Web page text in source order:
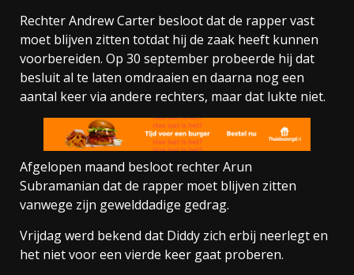
Rechter Andrew Carter besloot dat de rapper vast
moet blijven zitten totdat hij de zaak heeft kunnen
voorbereiden. Op 30 september probeerde hij dat
besluit al te laten omdraaien en daarna nog een
aantal keer via andere rechters, maar dat lukte niet.
Afgelopen maand besloot rechter Arun
Subramanian dat de rapper moet blijven zitten
vanwege zijn gewelddadige gedrag.
Vrijdag werd bekend dat Diddy zich erbij neerlegt en
het niet voor een vierde keer gaat proberen.